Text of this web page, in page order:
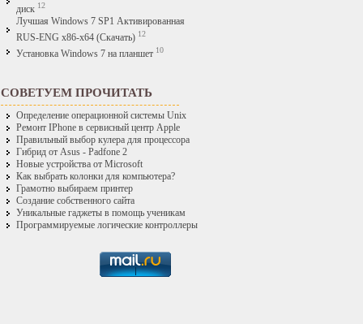
диск 12
Лучшая Windows 7 SP1 Активированная
RUS-ENG x86-x64 (Скачать) 12
Установка Windows 7 на планшет 10
СОВЕТУЕМ ПРОЧИТАТЬ
Определение операционной системы Unix
Ремонт IPhone в сервисный центр Apple
Правильный выбор кулера для процессора
Гибрид от Asus - Padfone 2
Новые устройства от Microsoft
Как выбрать колонки для компьютера?
Грамотно выбираем принтер
Создание собственного сайта
Уникальные гаджеты в помощь ученикам
Программируемые логические контроллеры